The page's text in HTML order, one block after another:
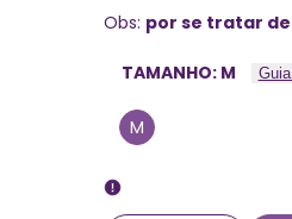
Obs: por se tratar
TAMANHO: M
M